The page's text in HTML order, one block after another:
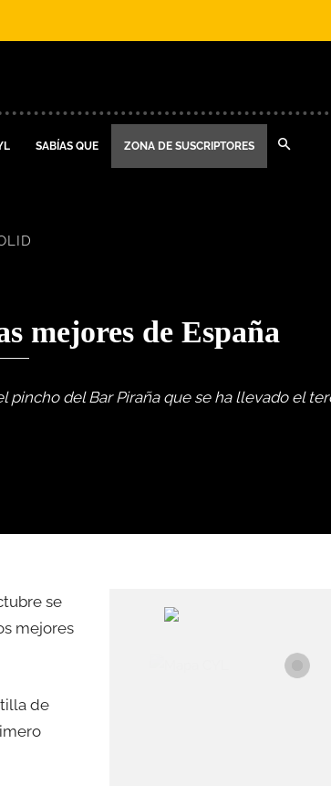
SABÍAS QUE ZONA DE SUSCRIPTORES
mejores de España
del Bar Piraña que se ha llevado el
se
mejores
de